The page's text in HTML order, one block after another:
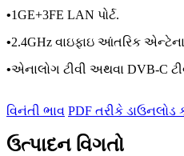
•1GE+3FE LAN પોર્ટ.
•2.4GHz વાઇફાઇ આંતરિક
•એનાલોગ ટીવી અથવા DVB-C
વિનંતી ભાવ PDF તરીકે ડાઉનલોડ
ઉત્પાદન વિગતો